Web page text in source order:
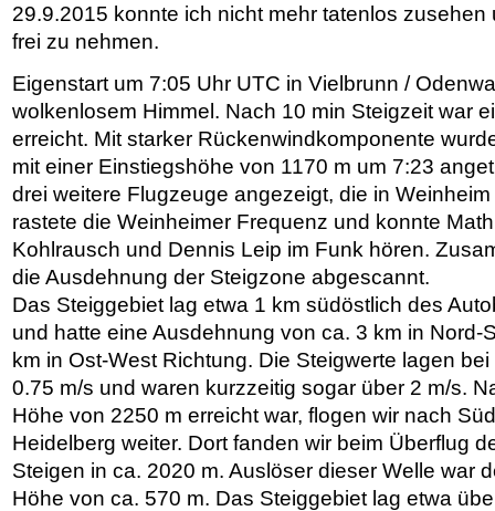
29.9.2015 konnte ich nicht mehr tatenlos
frei zu nehmen.
Eigenstart um 7:05 Uhr UTC in Vielbrunn /
wolkenlosem Himmel. Nach 10 min Steigzeit war
erreicht. Mit starker Rückenwindkomponente
mit einer Einstiegshöhe von 1170 m um 7:23
drei weitere Flugzeuge angezeigt, die in
rastete die Weinheimer Frequenz und konnte
Kohlrausch und Dennis Leip im Funk hören.
die Ausdehnung der Steigzone abgescannt.
Das Steiggebiet lag etwa 1 km südöstlich des
und hatte eine Ausdehnung von ca. 3 km in Nord-
km in Ost-West Richtung. Die Steigwerte lagen
0.75 m/s und waren kurzzeitig sogar über 2 m/s.
Höhe von 2250 m erreicht war, flogen wir nach
Heidelberg weiter. Dort fanden wir beim Überflug
Steigen in ca. 2020 m. Auslöser dieser Welle war
Höhe von ca. 570 m. Das Steiggebiet lag etwa